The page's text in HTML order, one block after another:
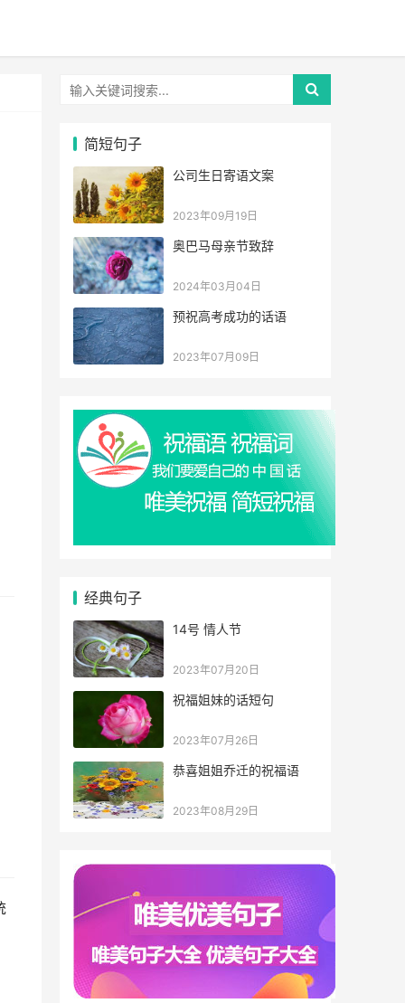
简短句子
公司生日寄语文案
2023年09月19日
奥巴马母亲节致辞
2024年03月04日
预祝高考成功的话语
2023年07月09日
经典句子
14号 情人节
2023年07月20日
祝福姐妹的话短句
2023年07月26日
恭喜姐姐乔迁的祝福语
2023年08月29日